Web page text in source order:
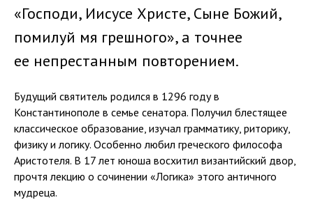
«Господи, Иисусе Христе, Сыне Божий,
помилуй мя грешного», а точнее
ее непрестанным повторением.
Будущий святитель родился в 1296 году в
Константинополе в семье сенатора. Получил блестящее
классическое образование, изучал грамматику, риторику,
физику и логику. Особенно любил греческого философа
Аристотеля. В 17 лет юноша восхитил византийский двор,
прочтя лекцию о сочинении «Логика» этого античного
мудреца.